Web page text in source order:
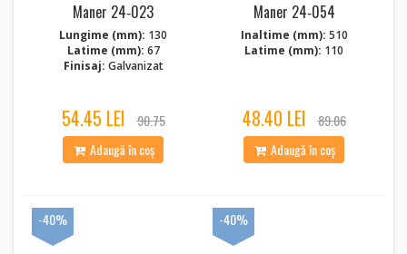
Maner 24‑023
Lungime (mm): 130
Latime (mm): 67
Finisaj: Galvanizat
54.45 LEI 90.75
Adaugă în coș
Maner 24‑054
Inaltime (mm): 510
Latime (mm): 110
48.40 LEI 89.06
Adaugă în coș
-40% -40%